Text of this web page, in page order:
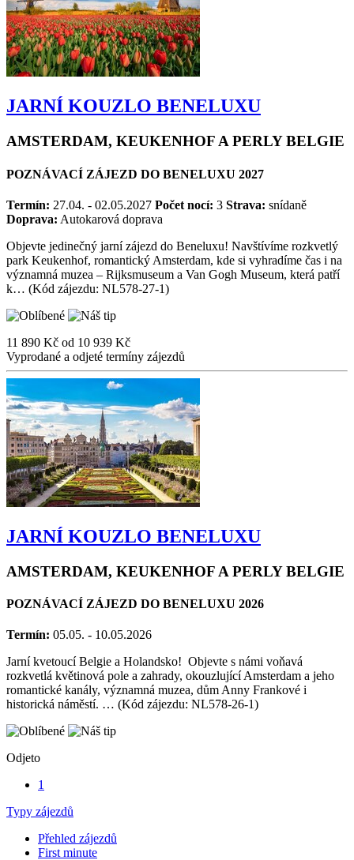
JARNÍ KOUZLO BENELUXU
Termín:27.04. - 02.05.2027Počet nocí:
Objevte jedinečný jarní zájezd do Beneluxu! Navštívíme rozkvetlý
park Keukenhof, romantický Amsterdam, kde si vyhradíme čas i na
významná muzea – Rijksmuseum a Van Gogh Museum, která patří
11 890 Kč od10 939 Kč
Vyprodané a odjeté termíny zájezdů
JARNÍ KOUZLO BENELUXU
Jarní kvetoucí Belgie a Holandsko! Objevte s námi voňavá
rozkvetlá květinová pole a zahrady, okouzlující Amsterdam a jeho
romantické kanály, významná muzea, dům Anny Frankové i
Přehled zájezdů